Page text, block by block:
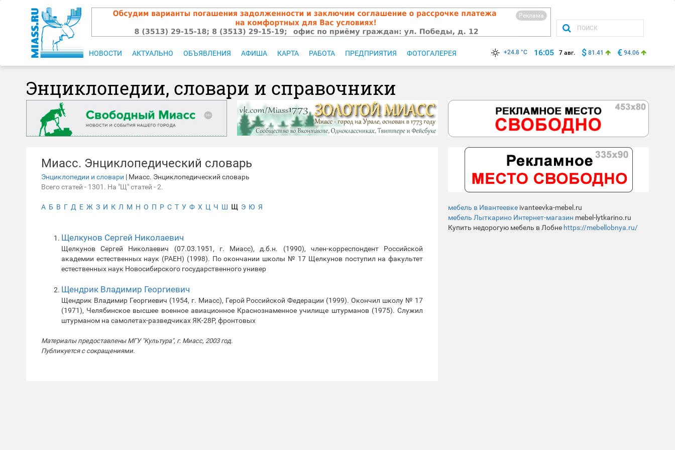
Реклама
НОВОСТИ АКТУАЛЬНО ОБЪЯВЛЕНИЯ АФИША КАРТА РАБОТА ПРЕДПРИЯТИЯ ФОТОГАЛЕРЕЯ +24.8 °C 16:05 7 авг. $ 81.41 € 94.06
Энциклопедии, словари и справочники
Миасс. Энциклопедический словарь
Энциклопедии и словари | Миасс. Энциклопедический словарь
Всего статей - 1301. На "Щ" статей - 2.
А Б В Г Д Е Ж З И К Л М Н О П Р С Т У Ф Х Ц Ч Ш Щ Э Ю Я
Щелкунов Сергей Николаевич
Щелкунов Сергей Николаевич (07.03.1951, г. Миасс), д.б.н. (1990), член-корреспондент Российской
академии естественных наук (РАЕН) (1998). По окончании школы № 17 Щелкунов поступил на факультет
естественных наук Новосибирского государственного универ
Щендрик Владимир Георгиевич
Щендрик Владимир Георгиевич (1954, г. Миасс), Герой Российской Федерации (1999). Окончил школу № 17
(1971), Челябинское высшее военное авиационное Краснознаменное училище штурманов (1975). Служил
штурманом на самолетах-разведчиках ЯК-28Р, фронтовых
Материалы предоставлены МГУ "Культура", г. Миасс, 2003 год.
Публикуется с сокращениями.
мебель в Ивантеевке ivanteevka-mebel.ru
мебель Лыткарино Интернет-магазин mebel-lytkarino.ru
Купить недорогую мебель в Лобне https://mebellobnya.ru/